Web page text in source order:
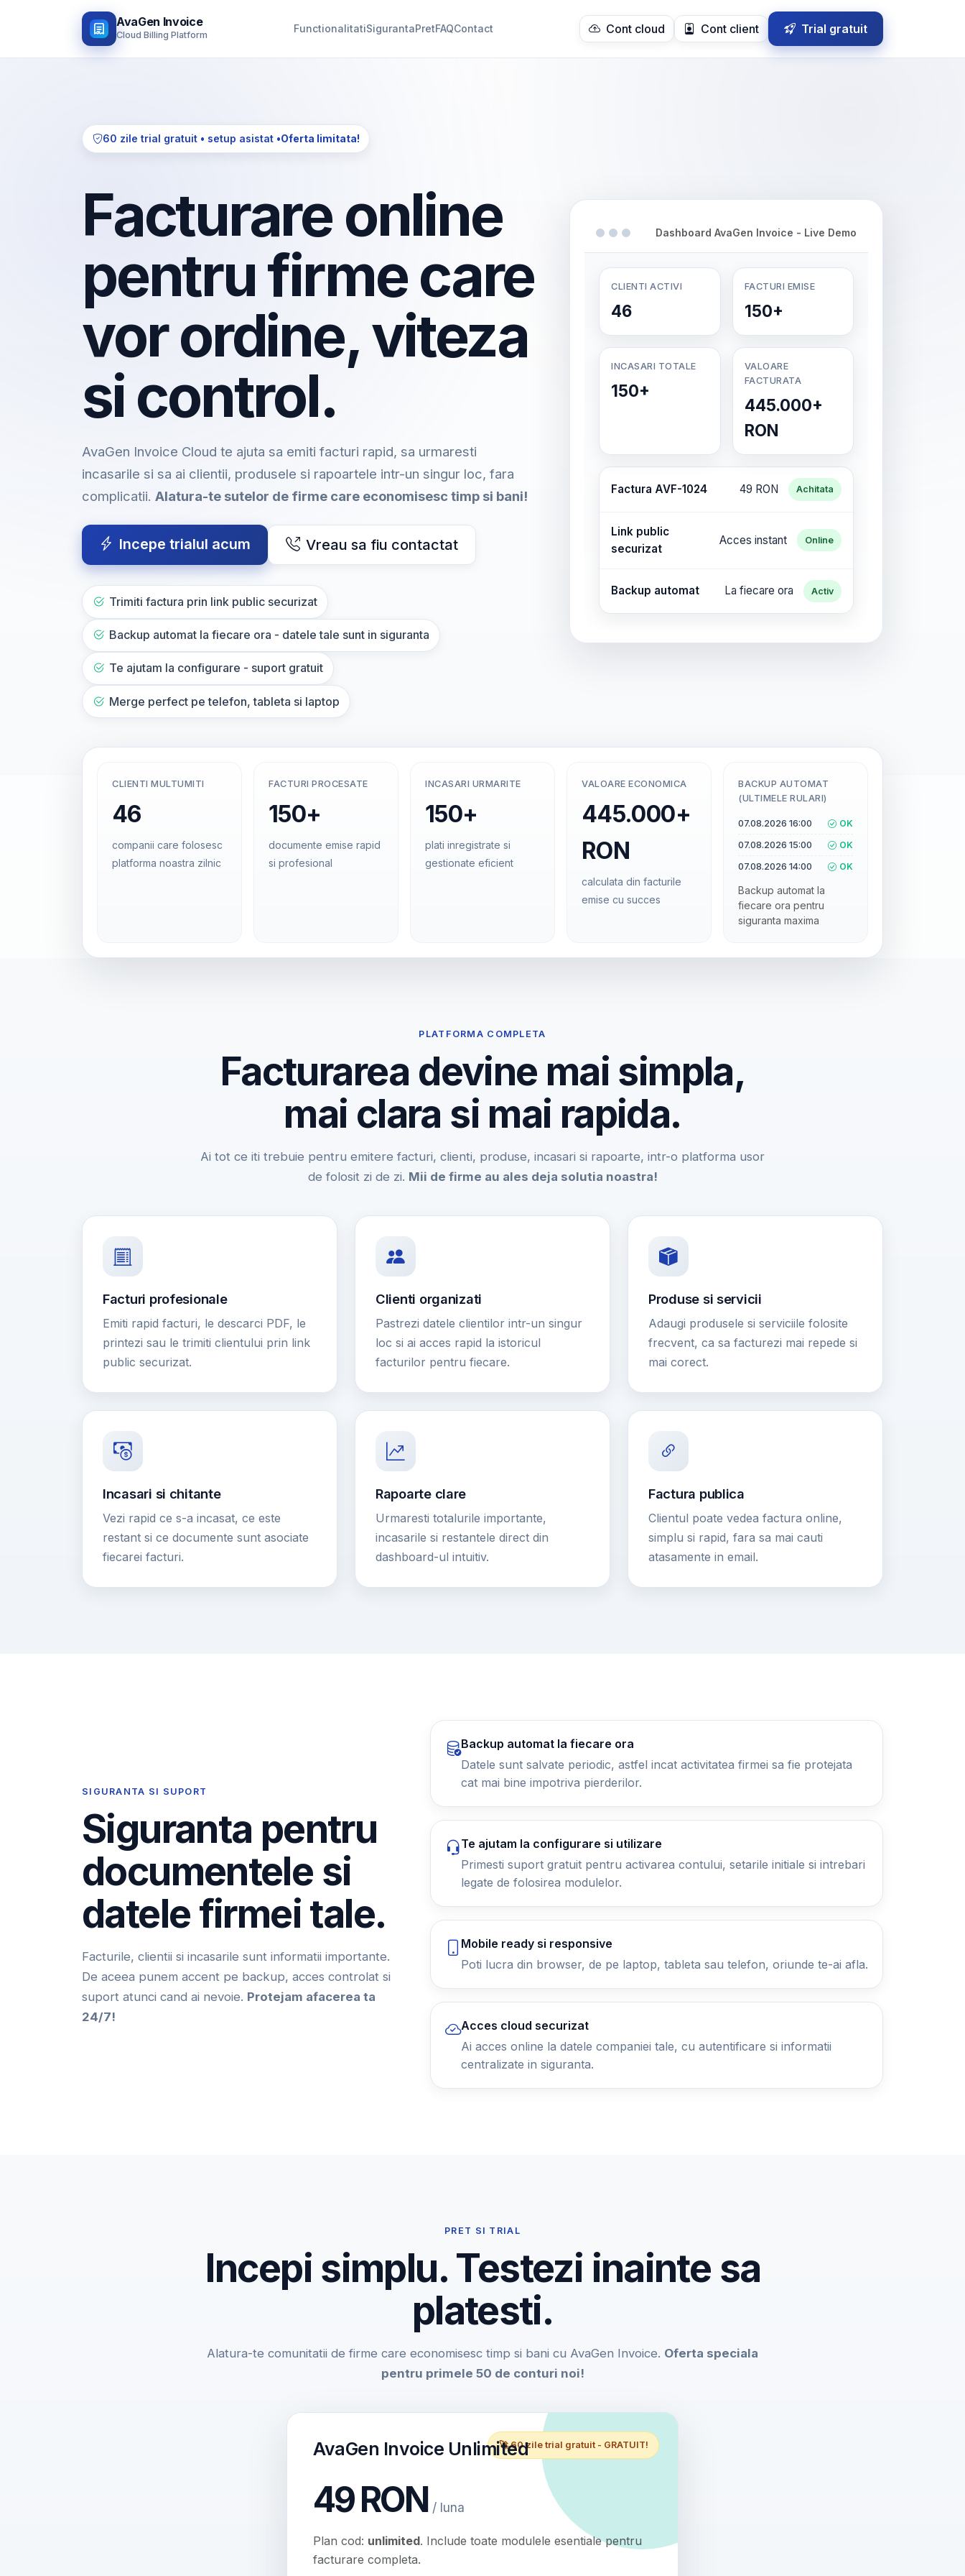
AvaGen Invoice
Cloud Billing Platform FunctionalitatiSigurantaPretFAQContact Cont cloud Cont client Trial gratuit
60 zile trial gratuit • setup asistat •Oferta limitata!
Facturare online
pentru firme care
vor ordine, viteza
si control.
AvaGen Invoice Cloud te ajuta sa emiti facturi rapid, sa urmaresti
incasarile si sa ai clientii, produsele si rapoartele intr-un singur loc, fara
complicatii. Alatura-te sutelor de firme care economisesc timp si bani!
Incepe trialul acum Vreau sa fiu contactat
Trimiti factura prin link public securizat
Backup automat la fiecare ora - datele tale sunt in siguranta
Te ajutam la configurare - suport gratuit
Merge perfect pe telefon, tableta si laptop
Dashboard AvaGen Invoice - Live Demo
CLIENTI ACTIVI
46
FACTURI EMISE
150+
INCASARI TOTALE
150+
VALOARE
FACTURATA
445.000+
RON
Factura AVF-1024 49 RON Achitata
Link public
securizat
Acces instant Online
Backup automat La fiecare ora Activ
CLIENTI MULTUMITI
46
companii care folosesc
platforma noastra zilnic
FACTURI PROCESATE
150+
documente emise rapid
si profesional
INCASARI URMARITE
150+
plati inregistrate si
gestionate eficient
VALOARE ECONOMICA
445.000+
RON
calculata din facturile
emise cu succes
BACKUP AUTOMAT
(ULTIMELE RULARI)
07.08.2026 16:00
OK
07.08.2026 15:00
OK
07.08.2026 14:00
OK
Backup automat la
fiecare ora pentru
siguranta maxima
PLATFORMA COMPLETA
Facturarea devine mai simpla,
mai clara si mai rapida.
Ai tot ce iti trebuie pentru emitere facturi, clienti, produse, incasari si rapoarte, intr-o platforma usor
de folosit zi de zi. Mii de firme au ales deja solutia noastra!
Facturi profesionale
Emiti rapid facturi, le descarci PDF, le
printezi sau le trimiti clientului prin link
public securizat.
Clienti organizati
Pastrezi datele clientilor intr-un singur
loc si ai acces rapid la istoricul
facturilor pentru fiecare.
Produse si servicii
Adaugi produsele si serviciile folosite
frecvent, ca sa facturezi mai repede si
mai corect.
Incasari si chitante
Vezi rapid ce s-a incasat, ce este
restant si ce documente sunt asociate
fiecarei facturi.
Rapoarte clare
Urmaresti totalurile importante,
incasarile si restantele direct din
dashboard-ul intuitiv.
Factura publica
Clientul poate vedea factura online,
simplu si rapid, fara sa mai cauti
atasamente in email.
SIGURANTA SI SUPORT
Siguranta pentru
documentele si
datele firmei tale.
Facturile, clientii si incasarile sunt informatii importante.
De aceea punem accent pe backup, acces controlat si
suport atunci cand ai nevoie. Protejam afacerea ta
24/7!
Backup automat la fiecare ora
Datele sunt salvate periodic, astfel incat activitatea firmei sa fie protejata
cat mai bine impotriva pierderilor.
Te ajutam la configurare si utilizare
Primesti suport gratuit pentru activarea contului, setarile initiale si intrebari
legate de folosirea modulelor.
Mobile ready si responsive
Poti lucra din browser, de pe laptop, tableta sau telefon, oriunde te-ai afla.
Acces cloud securizat
Ai acces online la datele companiei tale, cu autentificare si informatii
centralizate in siguranta.
PRET SI TRIAL
Incepi simplu. Testezi inainte sa
platesti.
Alatura-te comunitatii de firme care economisesc timp si bani cu AvaGen Invoice. Oferta speciala
pentru primele 50 de conturi noi!
🚀 60 zile trial gratuit - GRATUIT!
AvaGen Invoice Unlimited
49 RON / luna
Plan cod: unlimited. Include toate modulele esentiale pentru
facturare completa.